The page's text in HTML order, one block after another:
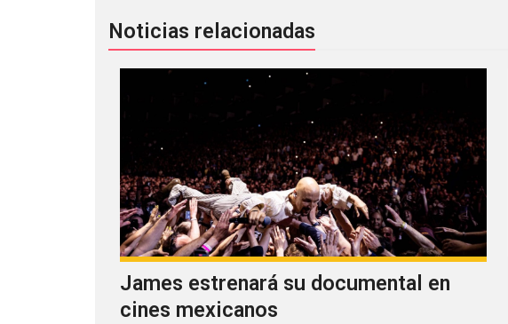
Noticias relacionadas
James estrenará su documental en
cines mexicanos